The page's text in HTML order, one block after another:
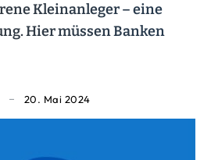
Kleinanleger – eine
Hier müssen Banken
20. Mai 2024